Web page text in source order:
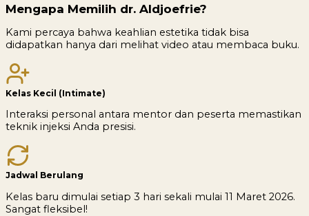
Mengapa Memilih dr. Aldjoefrie?
Kami percaya bahwa keahlian estetika tidak bisa
didapatkan hanya dari melihat video atau membaca buku.
Kelas Kecil (Intimate)
Interaksi personal antara mentor dan peserta memastikan
teknik injeksi Anda presisi.
Jadwal Berulang
Kelas baru dimulai setiap 3 hari sekali mulai 11 Maret 2026.
Sangat fleksibel!